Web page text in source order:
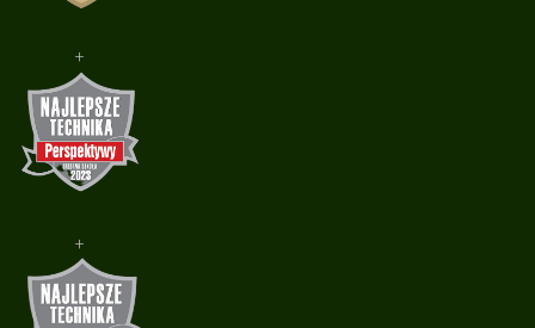
+
+